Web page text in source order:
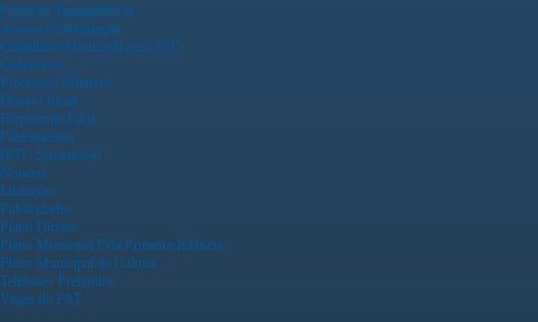
Portal da Transparência
Acesso a Informação
Calendário Municipal para 2025
Concursos
Processos Seletivos
Diário Oficial
Empreenda Fácil
Falecimentos
IPTU Sustentável
Notícias
Licitações
Publicidades
Plano Diretor
Plano Municipal Pela Primeira Infância
Plano Municipal de Cultura
Telefones Prefeitura
Vagas do PAT